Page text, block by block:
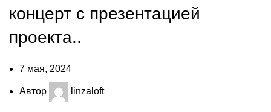
концерт с презентацией
проекта..
7 мая, 2024
Автор linzaloft